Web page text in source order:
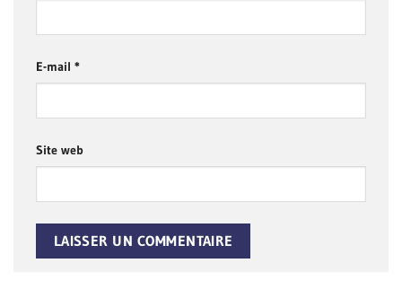
E-mail *
Site web